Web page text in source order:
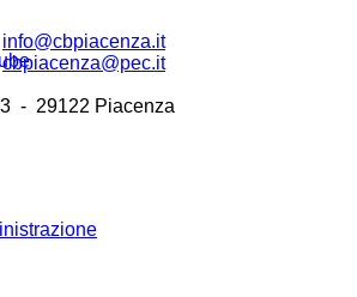
info@cbpiacenza.it
cbpiacenza@pec.it
- 29122 Piacenza